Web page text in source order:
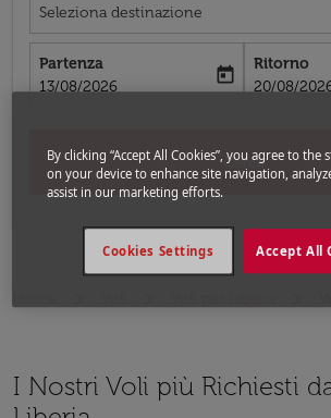
Seleziona destinazione
Partenza
fc-booking-departure-date-aria-label
13/08/2026
today
Ritorno
fc-
20/08/
Cerca
I Nostri Voli più Richiesti
By clicking “Accept All Cookies”, you agree to the
on your device to enhance site navigation,
assist in our marketing efforts.
Accept All
Cookies Settings